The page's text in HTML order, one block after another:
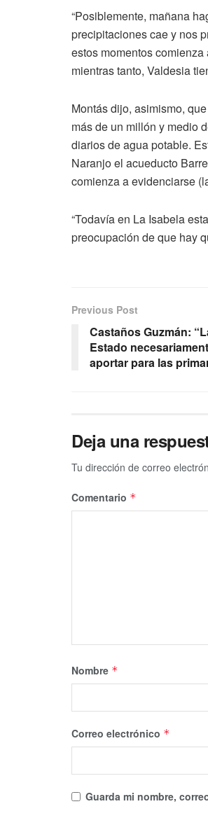
“Posiblemente, mañana
precipitaciones cae y nos
estos momentos
mientras tanto, Valdesia
Montás dijo, asimismo,
más de un millón y medio
diarios de agua potable.
Naranjo el acueducto
comienza a evidenciarse
“Todavía en La Isabela
preocupación de que hay
Previous Post
Castaños Guzmán:
Estado
aportar para las
Deja una
Tu dirección de correo
Comentario *
Nombre *
Correo electrónico *
Guarda mi nombre,